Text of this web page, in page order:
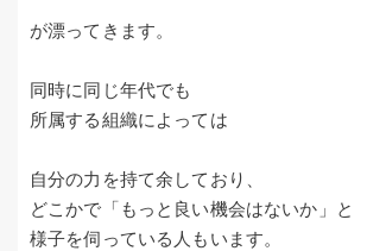
が漂ってきます。
同時に同じ年代でも
所属する組織によっては
自分の力を持て余しており、
どこかで「もっと良い機会はないか」と
様子を伺っている人もいます。